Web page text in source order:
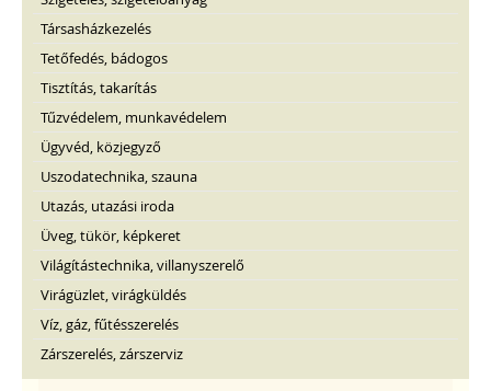
Társasházkezelés
Tetőfedés, bádogos
Tisztítás, takarítás
Tűzvédelem, munkavédelem
Ügyvéd, közjegyző
Uszodatechnika, szauna
Utazás, utazási iroda
Üveg, tükör, képkeret
Világítástechnika, villanyszerelő
Virágüzlet, virágküldés
Víz, gáz, fűtésszerelés
Zárszerelés, zárszerviz